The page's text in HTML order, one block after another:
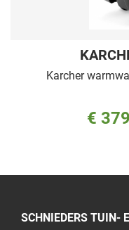
Karcher
€
SCHNIEDERS TUIN-